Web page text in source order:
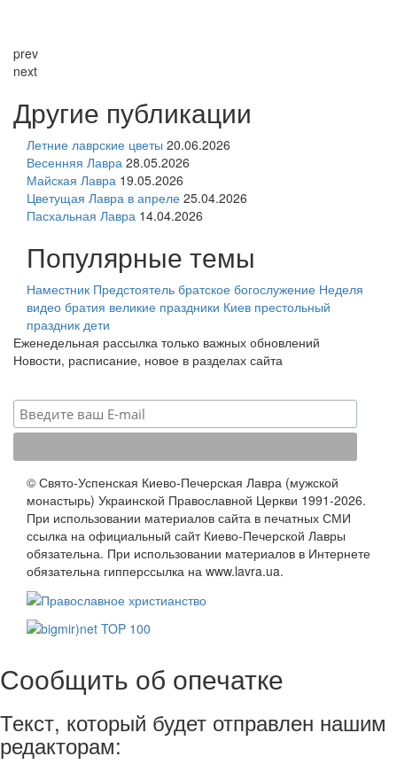
prev
next
Другие публикации
Летние лаврские цветы 20.06.2026
Весенняя Лавра 28.05.2026
Майская Лавра 19.05.2026
Цветущая Лавра в апреле 25.04.2026
Пасхальная Лавра 14.04.2026
Популярные темы
Наместник Предстоятель братское богослужение Неделя
видео братия великие праздники Киев престольный
праздник дети
Еженедельная рассылка только важных обновлений
Новости, расписание, новое в разделах сайта
© Свято-Успенская Киево-Печерская Лавра (мужской
монастырь) Украинской Православной Церкви 1991-2026.
При использовании материалов сайта в печатных СМИ
ссылка на официальный сайт Киево-Печерской Лавры
обязательна. При использовании материалов в Интернете
обязательна гипперссылка на www.lavra.ua.
Сообщить об опечатке
Текст, который будет отправлен нашим
редакторам: